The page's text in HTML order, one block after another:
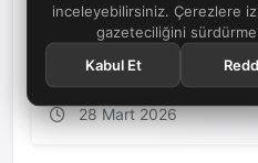
inceleyebilirsiniz. Çerezlere
gazeteciliğini
Kabul Et
Stalker 2 için Cost of Hope
duyuruldu. Yeni bölgeler,
ekipmanlarla oyun evreni
28 Mart 2026